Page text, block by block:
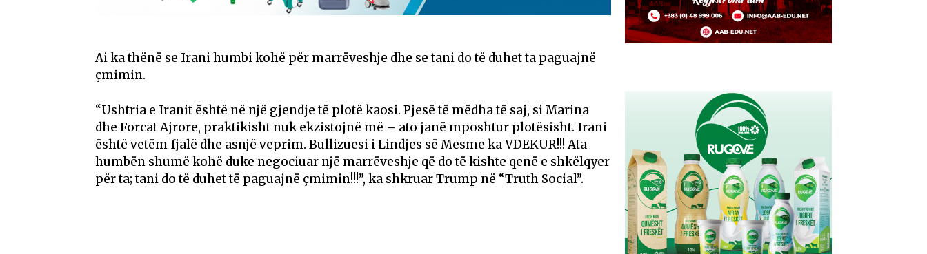
Ai ka thënë se Irani humbi kohë për marrëveshje dhe se tani do të duhet ta paguajnë
çmimin.
“Ushtria e Iranit është në një gjendje të plotë kaosi. Pjesë të mëdha të saj, si Marina
dhe Forcat Ajrore, praktikisht nuk ekzistojnë më – ato janë mposhtur plotësisht. Irani
është vetëm fjalë dhe asnjë veprim. Bullizuesi i Lindjes së Mesme ka VDEKUR!!! Ata
humbën shumë kohë duke negociuar një marrëveshje që do të kishte qenë e shkëlqyer
për ta; tani do të duhet të paguajnë çmimin!!!”, ka shkruar Trump në “Truth Social”.